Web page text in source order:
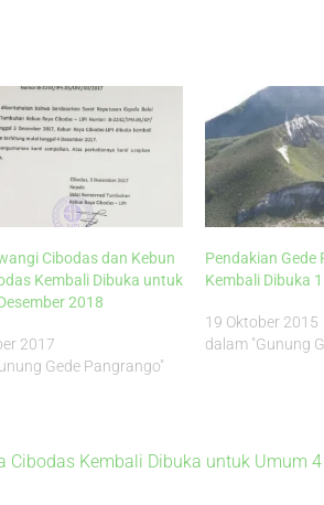
Cibodas dan Kebun
Kembali Dibuka untuk
2018
2017
Gede Pangrango"
Pendakian Gede
Kembali Dibuka
19 Oktober 2015
dalam "Gunung
Kembali Dibuka untuk Umum